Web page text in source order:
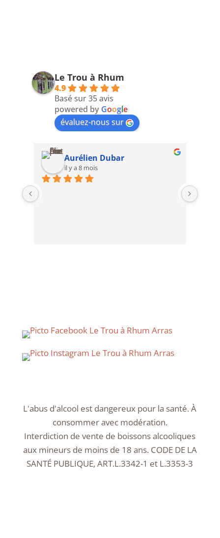
Le Trou à Rhum
4.9
Basé sur 35 avis
powered by Google
évaluez-nous sur
Aurélien Dubar
il y a 8 mois
L'abus d'alcool est dangereux pour la santé. À
consommer avec modération.
Interdiction de vente de boissons alcooliques
aux mineurs de moins de 18 ans. CODE DE LA
SANTÉ PUBLIQUE, ART.L.3342-1 et L.3353-3